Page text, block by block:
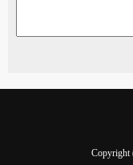
Copyright